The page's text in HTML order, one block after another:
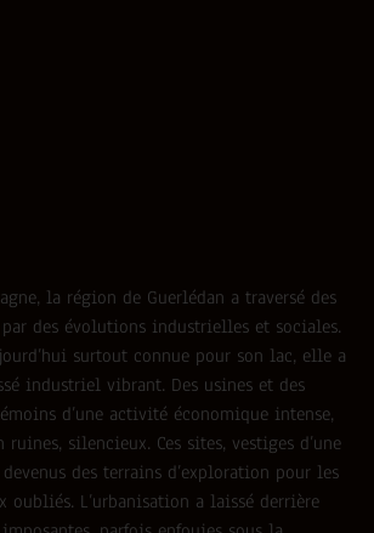
la région de Guerlédan a traversé des
par des évolutions industrielles et sociales.
surtout connue pour son lac, elle a
industriel vibrant. Des usines et des
d’une activité économique intense,
ruines, silencieux. Ces sites, vestiges d’une
des terrains d’exploration pour les
oubliés. L’urbanisation a laissé derrière